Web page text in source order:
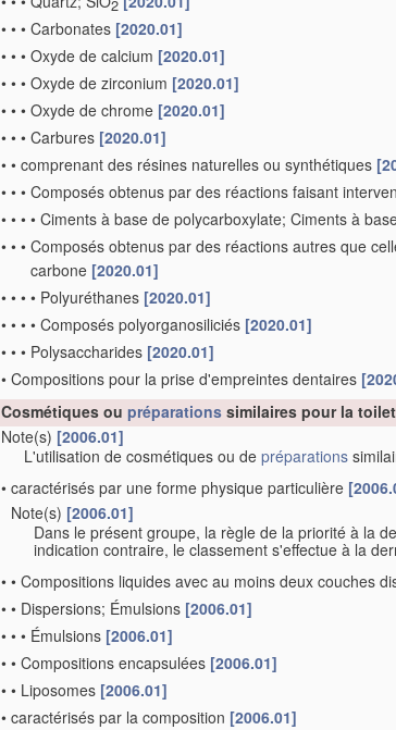
2
• • • Carbonates [2020.01]
• • • Oxyde de calcium [2020.01]
• • • Oxyde de zirconium [2020.01]
• • • Oxyde de chrome [2020.01]
• • • Carbures [2020.01]
• • comprenant des résines naturelles ou synthétiques
• • • Composés obtenus par des réactions faisant
• • • • Ciments à base de polycarboxylate; Ciments à
• • • Composés obtenus par des réactions autres que
carbone [2020.01]
• • • • Polyuréthanes [2020.01]
• • • • Composés polyorganosiliciés [2020.01]
• • • Polysaccharides [2020.01]
• Compositions pour la prise d'empreintes dentaires
Cosmétiques ou préparations similaires pour la
Note(s) [2006.01]
L'utilisation de cosmétiques ou de préparations
• caractérisés par une forme physique particulière
Note(s) [2006.01]
Dans le présent groupe, la règle de la priorité à la
indication contraire, le classement s'effectue à la
• • Compositions liquides avec au moins deux couches
• • Dispersions; Émulsions [2006.01]
• • • Émulsions [2006.01]
• • Compositions encapsulées [2006.01]
• • Liposomes [2006.01]
• caractérisés par la composition [2006.01]